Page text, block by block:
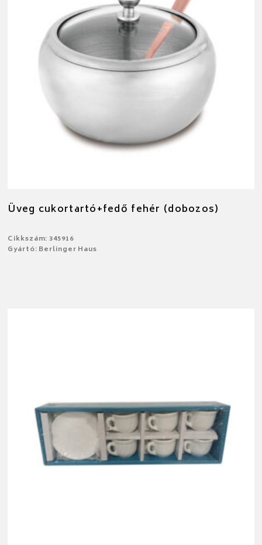
Üveg cukortartó+fedő fehér (dobozos)
Cikkszám: 345916
Gyártó: Berlinger Haus